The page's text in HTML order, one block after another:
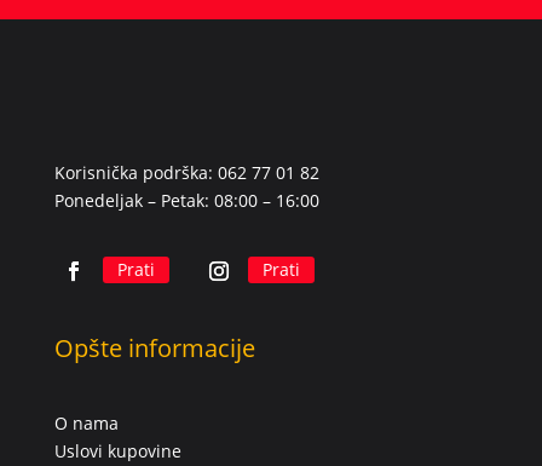
Korisnička podrška: 062 77 01 82
Ponedeljak – Petak: 08:00 – 16:00
Prati Prati
Opšte informacije
O nama
Uslovi kupovine